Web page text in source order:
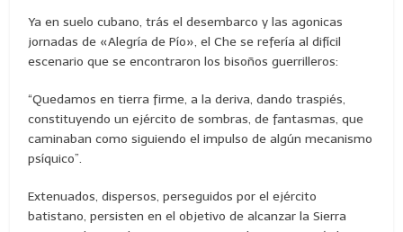
Ya en suelo cubano, trás el desembarco y las agonicas
jornadas de «Alegría de Pío», el Che se refería al difícil
escenario que se encontraron los bisoños guerrilleros:
“Quedamos en tierra firme, a la deriva, dando traspiés,
constituyendo un ejército de sombras, de fantasmas, que
caminaban como siguiendo el impulso de algún mecanismo
psíquico”.
Extenuados, dispersos, perseguidos por el ejército
batistano, persisten en el objetivo de alcanzar la Sierra